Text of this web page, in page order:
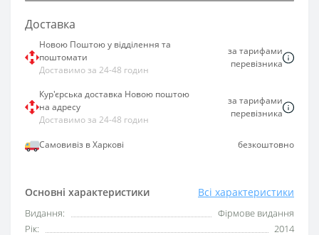
Основні характеристики Всі характеристики
Видання:
Фірмове видання
Рік:
2014
Доставка
Новою Поштою у відділення та
поштомати
Доставимо за 24-48 годин
за тарифами
перевізника
Кур'єрська доставка Новою поштою
на адресу
Доставимо за 24-48 годин
за тарифами
перевізника
Самовивіз в Харкові безкоштовно